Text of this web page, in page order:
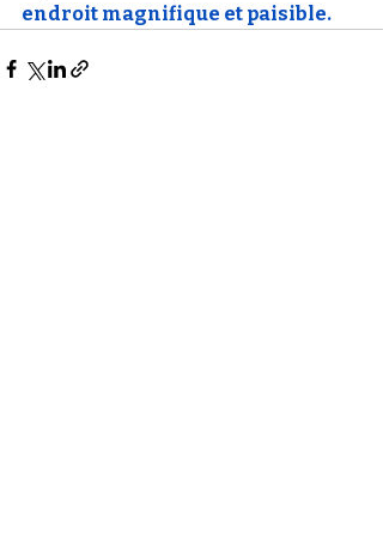
endroit magnifique et paisible.